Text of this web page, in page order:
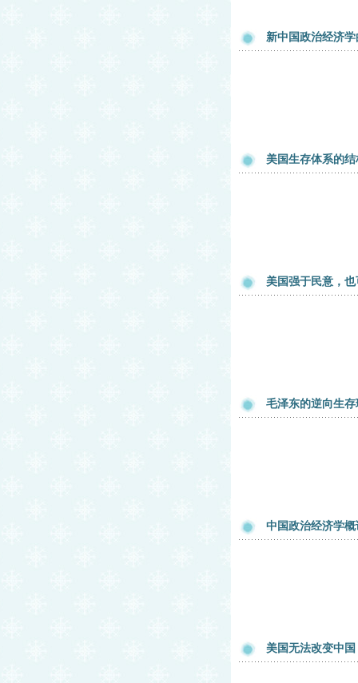
新中国政治经济
美国生存体系的
美国强于民意，
毛泽东的逆向生
中国政治经济学
美国无法改变中